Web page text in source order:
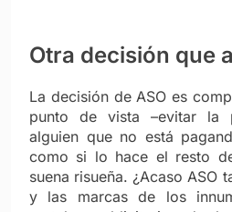
Otra decisión que
La decisión de ASO es
punto de vista –evitar la
alguien que no está
como si lo hace el resto
suena risueña. ¿Acaso ASO
y las marcas de los